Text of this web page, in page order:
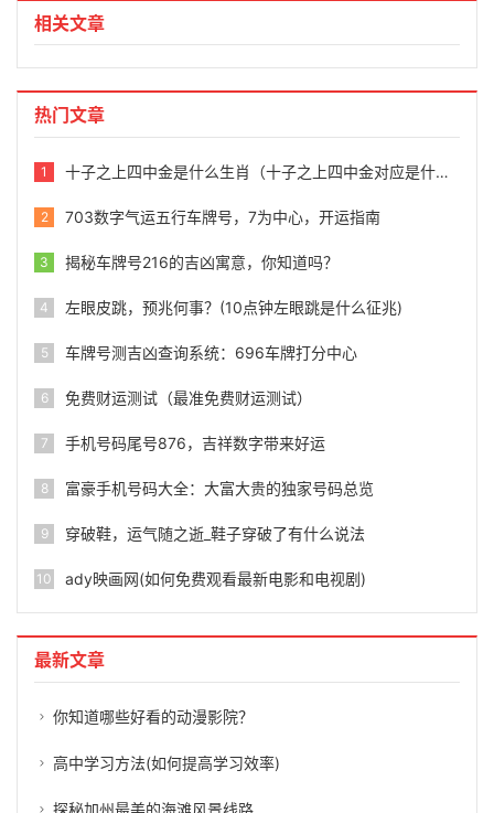
相关文章
热门文章
1 十子之上四中金是什么生肖（十子之上四中金对应是什么生肖）
2 703数字气运五行车牌号，7为中心，开运指南
3 揭秘车牌号216的吉凶寓意，你知道吗？
4 左眼皮跳，预兆何事？(10点钟左眼跳是什么征兆)
5 车牌号测吉凶查询系统：696车牌打分中心
6 免费财运测试（最准免费财运测试）
7 手机号码尾号876，吉祥数字带来好运
8 富豪手机号码大全：大富大贵的独家号码总览
9 穿破鞋，运气随之逝_鞋子穿破了有什么说法
10 ady映画网(如何免费观看最新电影和电视剧)
最新文章
你知道哪些好看的动漫影院？
高中学习方法(如何提高学习效率)
探秘加州最美的海滩风景线路